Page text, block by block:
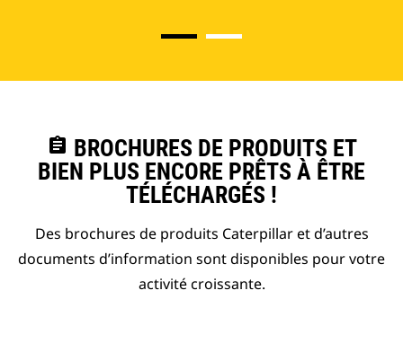
assignment BROCHURES DE PRODUITS ET
BIEN PLUS ENCORE PRÊTS À ÊTRE
TÉLÉCHARGÉS !
Des brochures de produits Caterpillar et d’autres
documents d’information sont disponibles pour votre
activité croissante.